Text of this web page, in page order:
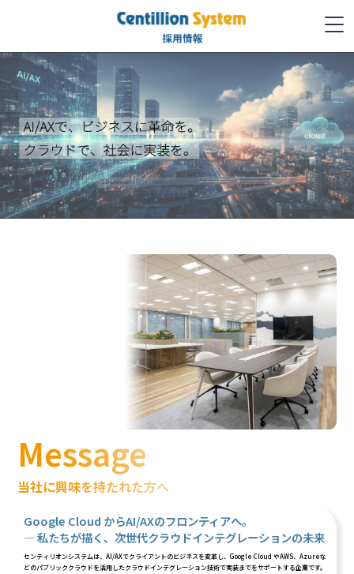
Message
当社に興味を持たれた方へ
Google Cloud からAI/AXのフロンティアへ。
― 私たちが描く、次世代クラウドインテグレーションの未来
センティリオンシステムは、AI/AXでクライアントのビジネスを変革し、Google Cloud やAWS、Azureな
どのパブリッククラウドを活用したクラウドインテグレーション技術で実装までをサポートする企業です。